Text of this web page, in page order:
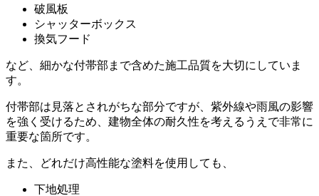
破風板
シャッターボックス
換気フード
など、細かな付帯部まで含めた施工品質を大切にしていま
す。
付帯部は見落とされがちな部分ですが、紫外線や雨風の影響
を強く受けるため、建物全体の耐久性を考えるうえで非常に
重要な箇所です。
また、どれだけ高性能な塗料を使用しても、
下地処理